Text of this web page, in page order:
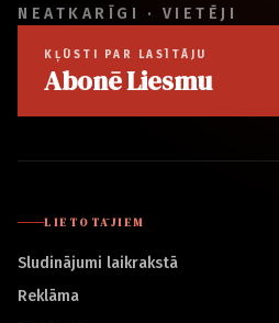
NEATKARĪGI · VIETĒJI
KĻŪSTI PAR LASĪTĀJU
Abonē Liesmu
LIETOTĀJIEM
Sludinājumi laikrakstā
Reklāma